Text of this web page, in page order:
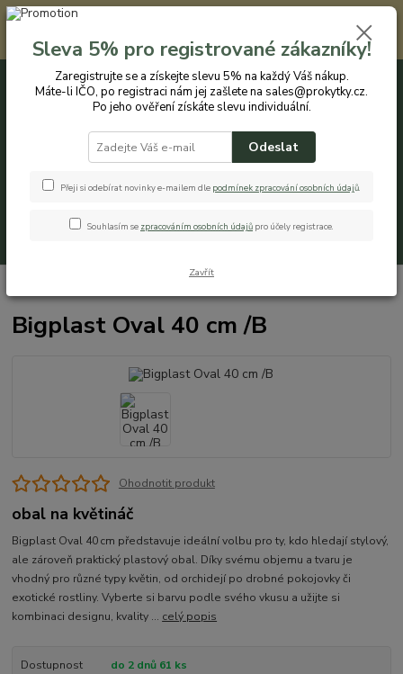
Registrovaným zákazníkům nabízíme slevu 5% na každý nákup. Máte-li
IČO, po registraci nám jej zašlete na sales@prokytky.cz. Po jeho ověření
získáte slevu individuální. Přejít na registraci →
CZK
+420 774 544 973 0ks
Bigplast Oval 40 cm /B
Ohodnotit produkt
obal na květináč
Bigplast Oval 40 cm představuje ideální volbu pro ty, kdo hledají stylový,
ale zároveň praktický plastový obal. Díky svému objemu a tvaru je
vhodný pro různé typy květin, od orchidejí po drobné pokojovky či
exotické rostliny. Vyberte si barvu podle svého vkusu a užijte si
kombinaci designu, kvality ... celý popis
Dostupnost
do 2 dnů 61 ks
Sleva 5% pro registrované zákazníky!
Zaregistrujte se a získejte slevu 5% na každý Váš nákup.
Máte-li IČO, po registraci nám jej zašlete na sales@prokytky.cz.
Po jeho ověření získáte slevu individuální.
Odeslat
Přeji si odebírat novinky e-mailem dle podmínek zpracování osobních údajů.
Souhlasím se zpracováním osobních údajů pro účely registrace.
Zavřít